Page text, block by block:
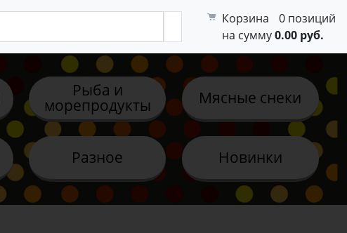
Корзина
0 позиций
на сумму0.00 руб.
Рыба и
морепродукты Мясные снеки
Разное Новинки